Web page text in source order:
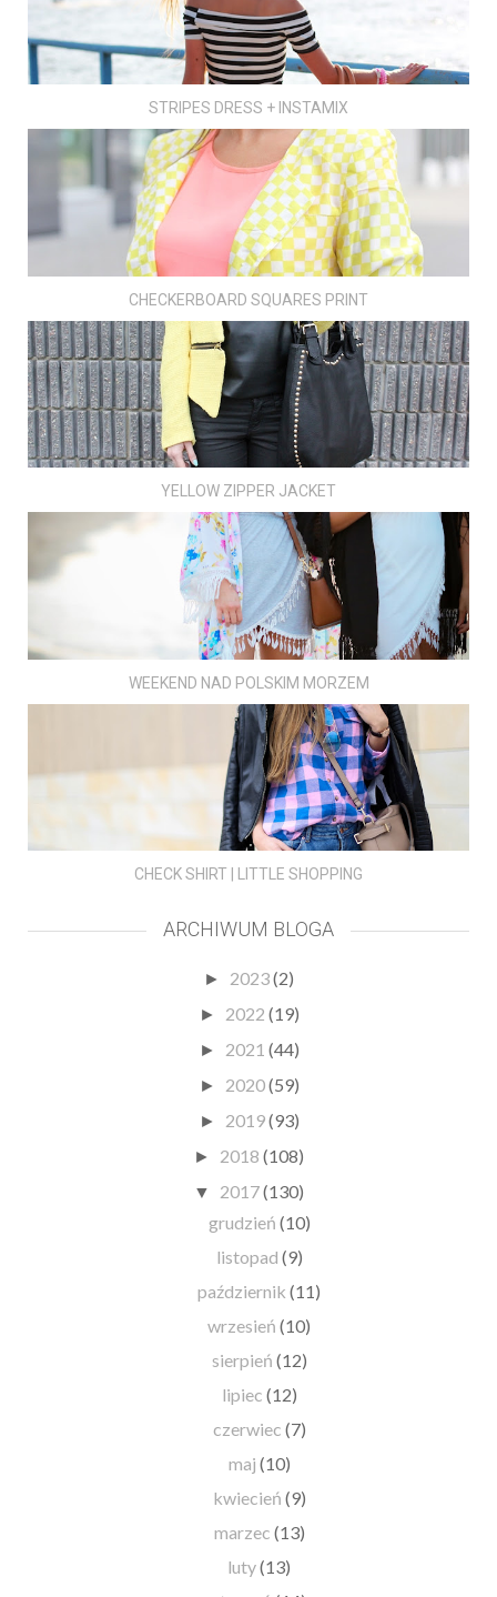
STRIPES DRESS + INSTAMIX
CHECKERBOARD SQUARES PRINT
YELLOW ZIPPER JACKET
WEEKEND NAD POLSKIM MORZEM
CHECK SHIRT | LITTLE SHOPPING
ARCHIWUM BLOGA
► 2023(2)
► 2022 (19)
► 2021 (44)
► 2020(59)
► 2019(93)
► 2018 (108)
▼ 2017(130)
grudzień (10)
listopad (9)
październik(11)
wrzesień(10)
sierpień (12)
lipiec (12)
czerwiec (7)
maj (10)
kwiecień (9)
marzec (13)
luty(13)